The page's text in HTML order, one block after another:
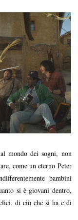
mondo dei sogni, non
come un eterno Peter
bambini
si è giovani dentro,
di ciò che si ha e di